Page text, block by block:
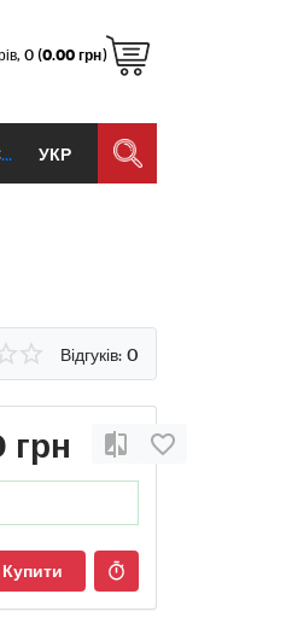
0 (0.00 грн)
УКР
Відгуків: 0
грн
Купити